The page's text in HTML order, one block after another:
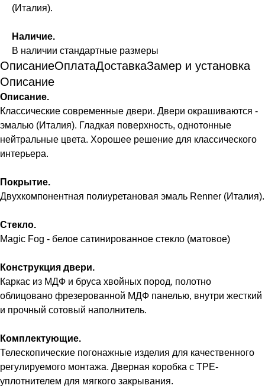
(Италия).
Наличие.
В наличии стандартные размеры
ОписаниеОплатаДоставкаЗамер и установка
Описание
Описание.
Классические современные двери. Двери окрашиваются -
эмалью (Италия). Гладкая поверхность, однотонные
нейтральные цвета. Хорошее решение для классического
интерьера.
Покрытие.
Двухкомпонентная полиуретановая эмаль Renner (Италия).
Стекло.
Magic Fog - белое сатинированное стекло (матовое)
Конструкция двери.
Каркас из МДФ и бруса хвойных пород, полотно
облицовано фрезерованной МДФ панелью, внутри жесткий
и прочный сотовый наполнитель.
Комплектующие.
Телескопические погонажные изделия для качественного
регулируемого монтажа. Дверная коробка с TPE-
уплотнителем для мягкого закрывания.